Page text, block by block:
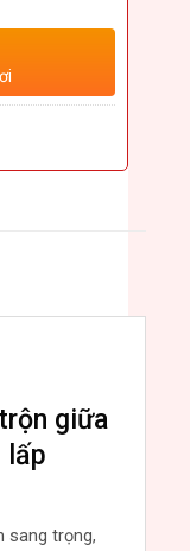
giữa
lấp
sang trọng,